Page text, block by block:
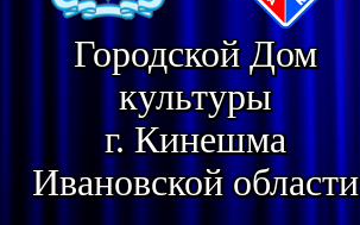
Городской Дом
культуры
г. Кинешма
Ивановской области